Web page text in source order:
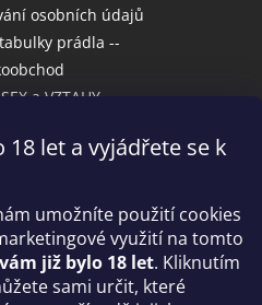
18 let a vyjádřete se k
umožníte použití cookies
využití na tomto
vám již bylo 18 let. Kliknutím
sami určit, které
osobních údajů
prádla --
a VZTAHY
online platby